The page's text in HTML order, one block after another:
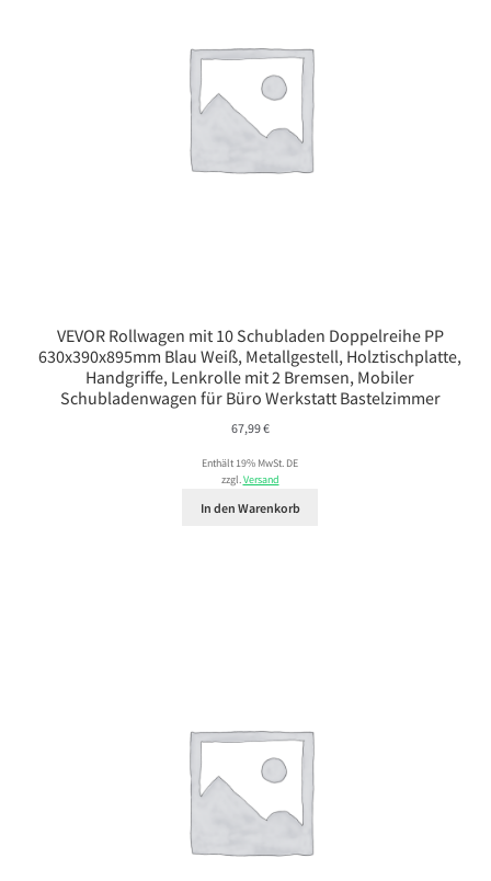
VEVOR Rollwagen mit 10 Schubladen Doppelreihe PP
630x390x895mm Blau Weiß, Metallgestell, Holztischplatte,
Handgriffe, Lenkrolle mit 2 Bremsen, Mobiler
Schubladenwagen für Büro Werkstatt Bastelzimmer
67,99€
Enthält 19% MwSt. DE
zzgl.Versand
In den Warenkorb